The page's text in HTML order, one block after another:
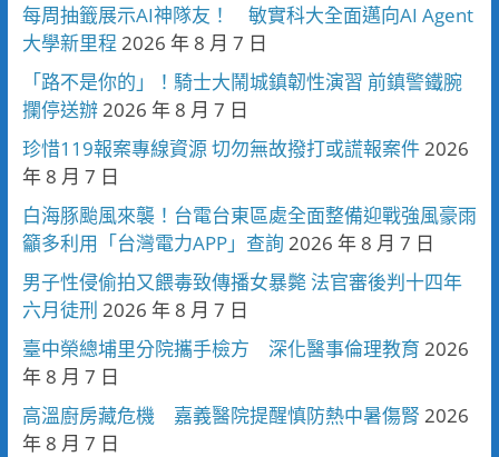
每周抽籤展示AI神隊友！ 敏實科大全面邁向AI Agent
大學新里程 2026 年 8 月 7 日
「路不是你的」！騎士大鬧城鎮韌性演習 前鎮警鐵腕
攔停送辦 2026 年 8 月 7 日
珍惜119報案專線資源 切勿無故撥打或謊報案件 2026
年 8 月 7 日
白海豚颱風來襲！台電台東區處全面整備迎戰強風豪雨
籲多利用「台灣電力APP」查詢 2026 年 8 月 7 日
男子性侵偷拍又餵毒致傳播女暴斃 法官審後判十四年
六月徒刑 2026 年 8 月 7 日
臺中榮總埔里分院攜手檢方 深化醫事倫理教育 2026
年 8 月 7 日
高溫廚房藏危機 嘉義醫院提醒慎防熱中暑傷腎 2026
年 8 月 7 日